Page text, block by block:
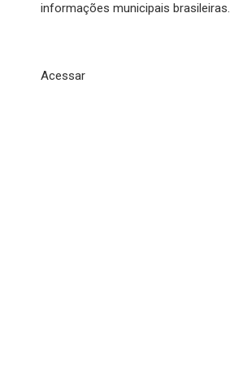
informações municipais brasileiras.
Acessar